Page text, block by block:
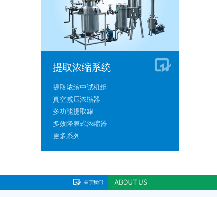
提取浓缩系统
提取浓缩中试机组
真空减压浓缩器
多功能提取罐
多效降膜式浓缩器
更多系列